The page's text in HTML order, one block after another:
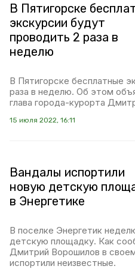
В Пятигорске
экскурсии будут
проводить 2 раза в
неделю
В Пятигорске бесплатные
раза в неделю. Об этом
глава города-курорта
15 июля 2022, 16:11
Вандалы испортили
новую детскую
в Энергетике
В поселке Энергетик
детскую площадку. Как
Дмитрий Ворошилов в
испортили неизвестные.